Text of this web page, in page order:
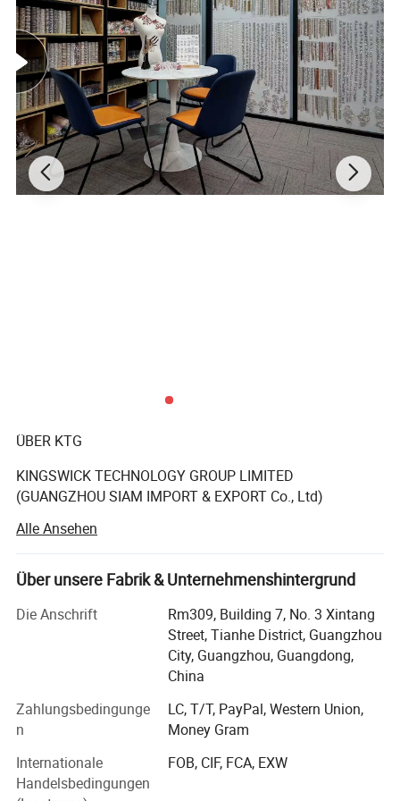
ÜBER KTG
KINGSWICK TECHNOLOGY GROUP LIMITED
(GUANGZHOU SIAM IMPORT & EXPORT Co., Ltd)
die seit 2008 Jahren bestehende KTG ist Synonyme für
die Versorgung von Designern mit Vollkristallen.
Die Strass von KTG (SIAM) geliefert wurden für seine
Premium-Qualität bekannt und unser Strass ist perfekt für
Dekoration wie Nägel, Kleidungsstücke, Tumbler,
Hochzeitskleid, Jeans, Hüte, Schuhe, Brautduschen,
Bachelorette-Partys, Abschluss, Geburtstagsgeschenke,
Kingswick glänzenden Kristallstein ist aus Glas, Acryl oder
Harz, die durch Präzisionsmaschine geschnitten. Unsere
Strass-Steine sind mit hoher Lichtbrechung, klaren
Facetten geschnitten, extrem Gummipulver als der starke
Alle Ansehen
Über unsere Fabrik & Unternehmenshintergrund
Die Anschrift
Rm309, Building 7, No. 3 Xintang
Street, Tianhe District, Guangzhou
City, Guangzhou, Guangdong,
China
Zahlungsbedingunge
n
LC, T/T, PayPal, Western Union,
Money Gram
Internationale
Handelsbedingungen
FOB, CIF, FCA, EXW